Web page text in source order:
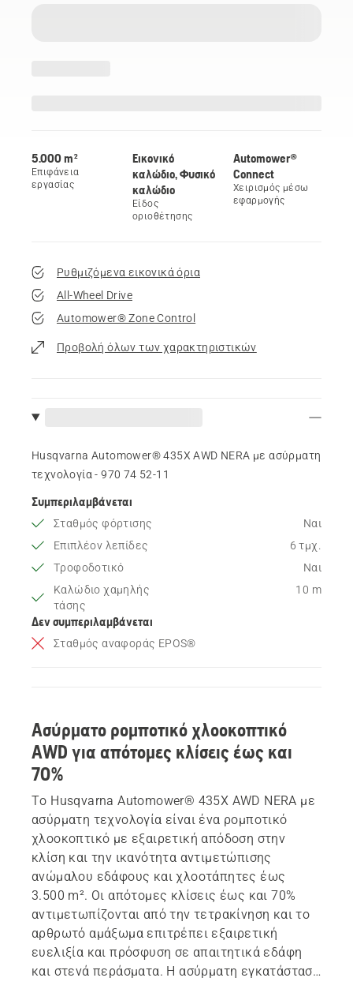
5.000 m²
Επιφάνεια
εργασίας
Εικονικό
καλώδιο, Φυσικό
καλώδιο
Είδος
οριοθέτησης
Automower®
Connect
Χειρισμός μέσω
εφαρμογής
Ρυθμιζόμενα εικονικά όρια
All-Wheel Drive
Automower® Zone Control
Προβολή όλων των χαρακτηριστικών
Husqvarna Automower® 435X AWD NERA με ασύρματη
τεχνολογία - 970 74 52‑11
Συμπεριλαμβάνεται
Σταθμός φόρτισης
Ναι
Επιπλέον λεπίδες
6 τμχ.
Τροφοδοτικό
Ναι
Καλώδιο χαμηλής
τάσης
10 m
Δεν συμπεριλαμβάνεται
Σταθμός αναφοράς EPOS®
Ασύρματο ρομποτικό χλοοκοπτικό
AWD για απότομες κλίσεις έως και
70%
Το Husqvarna Automower® 435X AWD NERA με
ασύρματη τεχνολογία είναι ένα ρομποτικό
χλοοκοπτικό με εξαιρετική απόδοση στην
κλίση και την ικανότητα αντιμετώπισης
ανώμαλου εδάφους και χλοοτάπητες έως
3.500 m². Οι απότομες κλίσεις έως και 70%
αντιμετωπίζονται από την τετρακίνηση και το
αρθρωτό αμάξωμα επιτρέπει εξαιρετική
ευελιξία και πρόσφυση σε απαιτητικά εδάφη
και στενά περάσματα. Η ασύρματη εγκατάσταση